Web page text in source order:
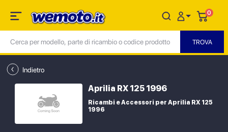
0
Indietro
Aprilia RX 125 1996
Ricambi e Accessori per Aprilia RX 125
1996